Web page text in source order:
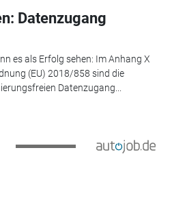
Datenzugang
es als Erfolg sehen: Im Anhang X
(EU) 2018/858 sind die
Datenzugang...